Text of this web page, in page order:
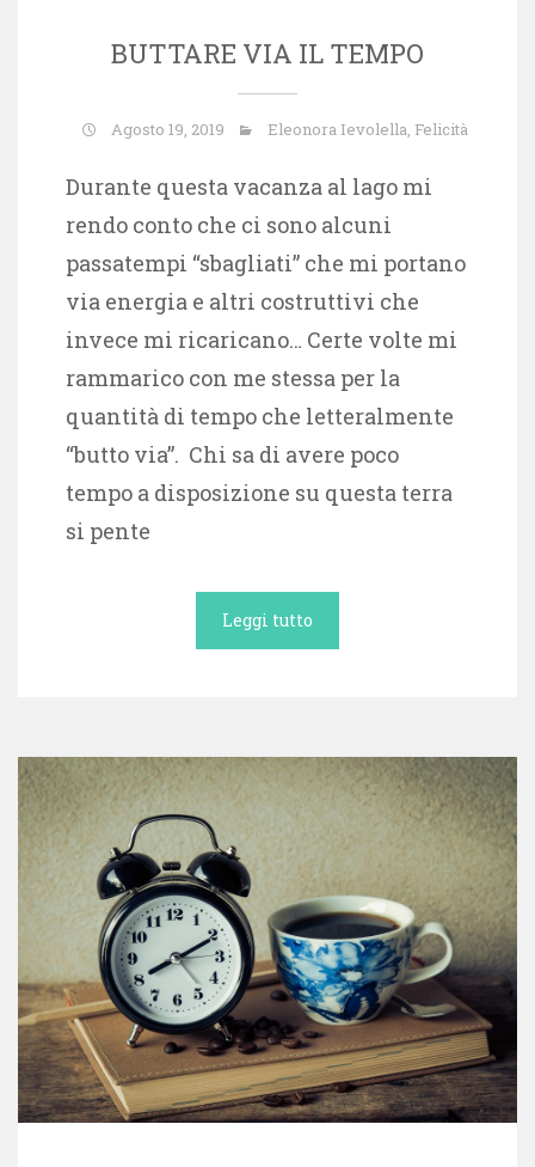
BUTTARE VIA IL TEMPO
Agosto 19, 2019 Eleonora Ievolella, Felicità
Durante questa vacanza al lago mi
rendo conto che ci sono alcuni
passatempi “sbagliati” che mi portano
via energia e altri costruttivi che
invece mi ricaricano… Certe volte mi
rammarico con me stessa per la
quantità di tempo che letteralmente
“butto via”. Chi sa di avere poco
tempo a disposizione su questa terra
si pente
Leggi tutto